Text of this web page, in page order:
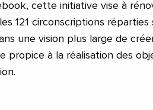
cette initiative vise à
121 circonscriptions réparties
une vision plus large de
propice à la réalisation des